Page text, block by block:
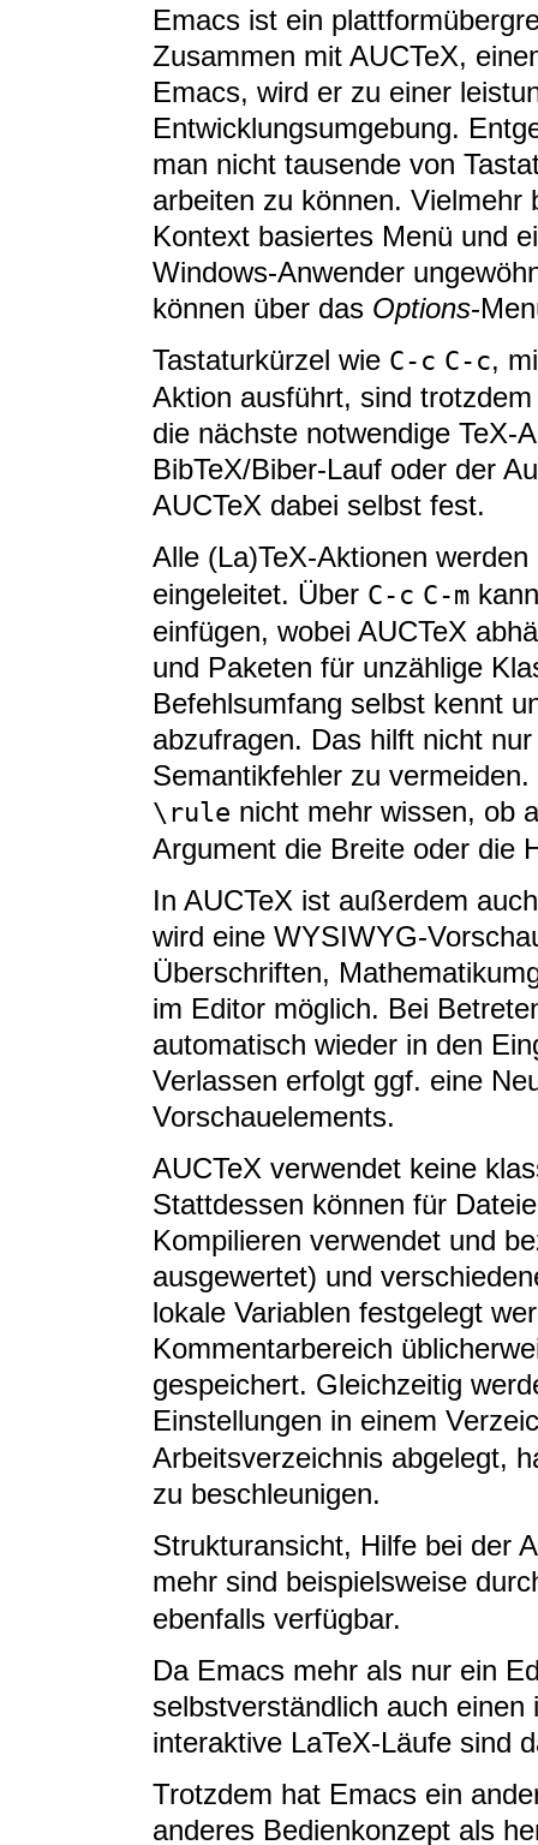
Emacs ist ein
Zusammen mit AUCTeX,
Emacs, wird er zu einer
Entwicklungsumgebung.
man nicht tausende von
arbeiten zu können.
Kontext basiertes Menü und
Windows-Anwender
können über das Options-
Tastaturkürzel wie C-c C-c,
Aktion ausführt, sind
die nächste notwendige TeX-
BibTeX/Biber-Lauf oder der
AUCTeX dabei selbst fest.
Alle (La)TeX-Aktionen
eingeleitet. Über C-c C-m
einfügen, wobei AUCTeX
und Paketen für unzählige
Befehlsumfang selbst kennt
abzufragen. Das hilft nicht
Semantikfehler zu
\rule nicht mehr wissen, ob
Argument die Breite oder die
In AUCTeX ist außerdem
wird eine WYSIWYG-
Überschriften,
im Editor möglich. Bei
automatisch wieder in den
Verlassen erfolgt ggf. eine
Vorschauelements.
AUCTeX verwendet keine
Stattdessen können für
Kompilieren verwendet und
ausgewertet) und
lokale Variablen festgelegt
Kommentarbereich
gespeichert. Gleichzeitig
Einstellungen in einem
Arbeitsverzeichnis abgelegt,
zu beschleunigen.
Strukturansicht, Hilfe bei der
mehr sind beispielsweise
ebenfalls verfügbar.
Da Emacs mehr als nur ein
selbstverständlich auch
interaktive LaTeX-Läufe sind
Trotzdem hat Emacs ein
anderes Bedienkonzept als